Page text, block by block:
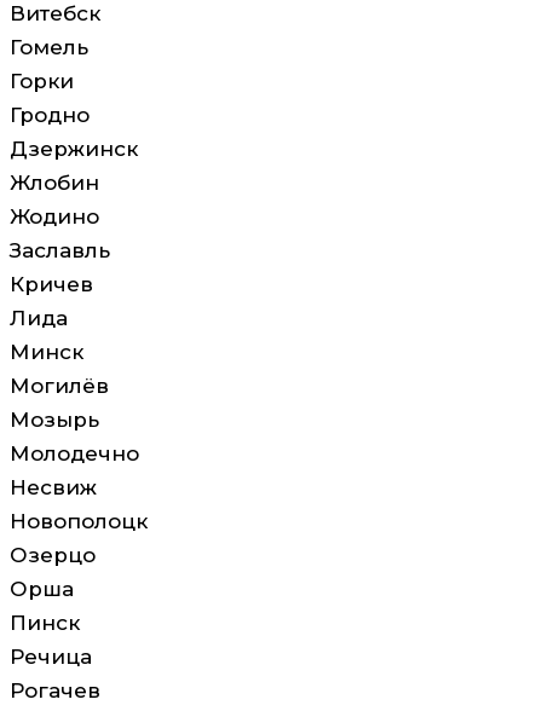
Витебск
Гомель
Горки
Гродно
Дзержинск
Жлобин
Жодино
Заславль
Кричев
Лида
Минск
Могилёв
Мозырь
Молодечно
Несвиж
Новополоцк
Озерцо
Орша
Пинск
Речица
Рогачев